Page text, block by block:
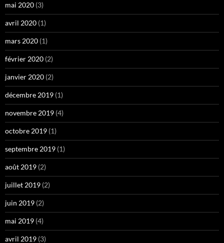
mai 2020 (3)
avril 2020 (1)
mars 2020 (1)
février 2020 (2)
janvier 2020 (2)
décembre 2019 (1)
novembre 2019 (4)
octobre 2019 (1)
septembre 2019 (1)
août 2019 (2)
juillet 2019 (2)
juin 2019 (2)
mai 2019 (4)
avril 2019 (3)